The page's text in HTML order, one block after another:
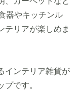
器やキッチンル
テリアが楽しめま
インテリア雑貨が
です。